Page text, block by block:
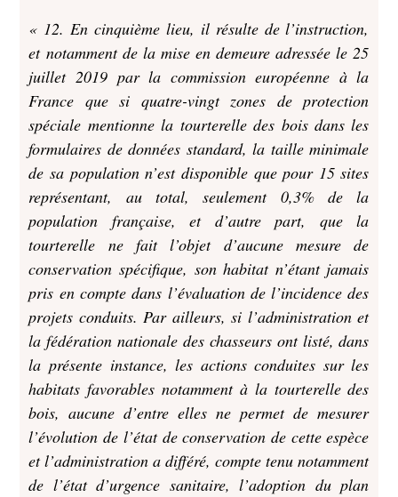
« 12. En cinquième lieu, il résulte de l’instruction,
et notamment de la mise en demeure adressée le 25
juillet 2019 par la commission européenne à la
France que si quatre-vingt zones de protection
spéciale mentionne la tourterelle des bois dans les
formulaires de données standard, la taille minimale
de sa population n’est disponible que pour 15 sites
représentant, au total, seulement 0,3% de la
population française, et d’autre part, que la
tourterelle ne fait l’objet d’aucune mesure de
conservation spécifique, son habitat n’étant jamais
pris en compte dans l’évaluation de l’incidence des
projets conduits. Par ailleurs, si l’administration et
la fédération nationale des chasseurs ont listé, dans
la présente instance, les actions conduites sur les
habitats favorables notamment à la tourterelle des
bois, aucune d’entre elles ne permet de mesurer
l’évolution de l’état de conservation de cette espèce
et l’administration a différé, compte tenu notamment
de l’état d’urgence sanitaire, l’adoption du plan